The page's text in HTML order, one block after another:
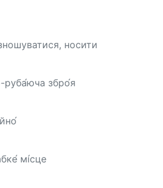
носити
руба́юча збро́я
мі́сце